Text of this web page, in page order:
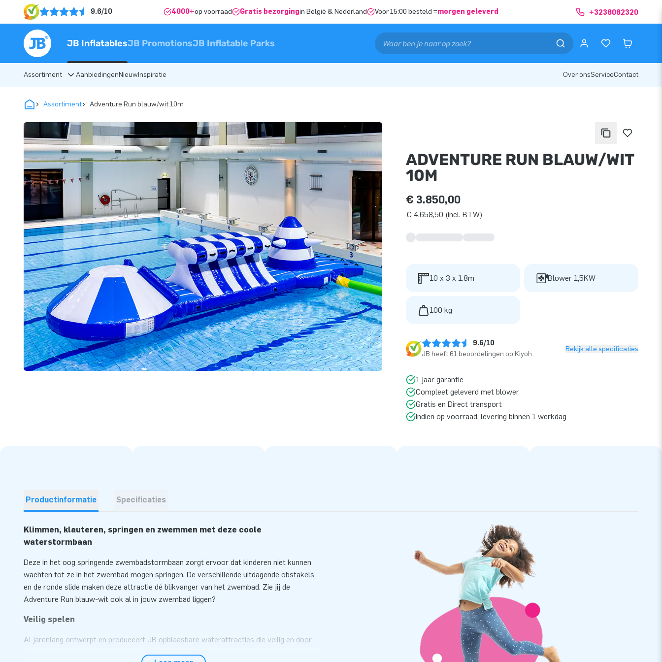
9.6/10 4000+op voorraad Gratis bezorgingin België & Nederland Voor 15:00 besteld =morgen geleverd +3238082320
JB InflatablesJB PromotionsJB Inflatable Parks
Assortiment AanbiedingenNieuwInspiratie Over onsServiceContact
Assortiment Adventure Run blauw/wit 10m
ADVENTURE RUN BLAUW/WIT
10M
€ 3.850,00
€ 4.658,50 (incl. BTW)
10 x 3 x 1.8m Blower 1,5KW
100 kg
9.6/10
JB heeft 61 beoordelingen op Kiyoh
Bekijk alle specificaties
1 jaar garantie
Compleet geleverd met blower
Gratis en Direct transport
Indien op voorraad, levering binnen 1 werkdag
Productinformatie Specificaties
Klimmen, klauteren, springen en zwemmen met deze coole
waterstormbaan
Deze in het oog springende zwembadstormbaan zorgt ervoor dat kinderen niet kunnen
wachten tot ze in het zwembad mogen springen. De verschillende uitdagende obstakels
en de ronde slide maken deze attractie dé blikvanger van het zwembad. Zie jij de
Adventure Run blauw-wit ook al in jouw zwembad liggen?
Veilig spelen
Al jarenlang ontwerpt en produceert JB opblaasbare waterattracties die veilig en door